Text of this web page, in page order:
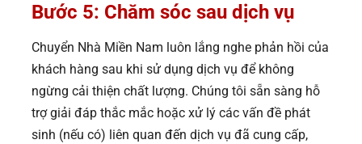
Bước 5: Chăm sóc sau dịch vụ
Chuyển Nhà Miền Nam luôn lắng nghe phản hồi của
khách hàng sau khi sử dụng dịch vụ để không
ngừng cải thiện chất lượng. Chúng tôi sẵn sàng hỗ
trợ giải đáp thắc mắc hoặc xử lý các vấn đề phát
sinh (nếu có) liên quan đến dịch vụ đã cung cấp,